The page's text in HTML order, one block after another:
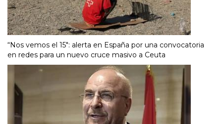
“Nos vemos el 15″: alerta en España por una convocatoria
en redes para un nuevo cruce masivo a Ceuta